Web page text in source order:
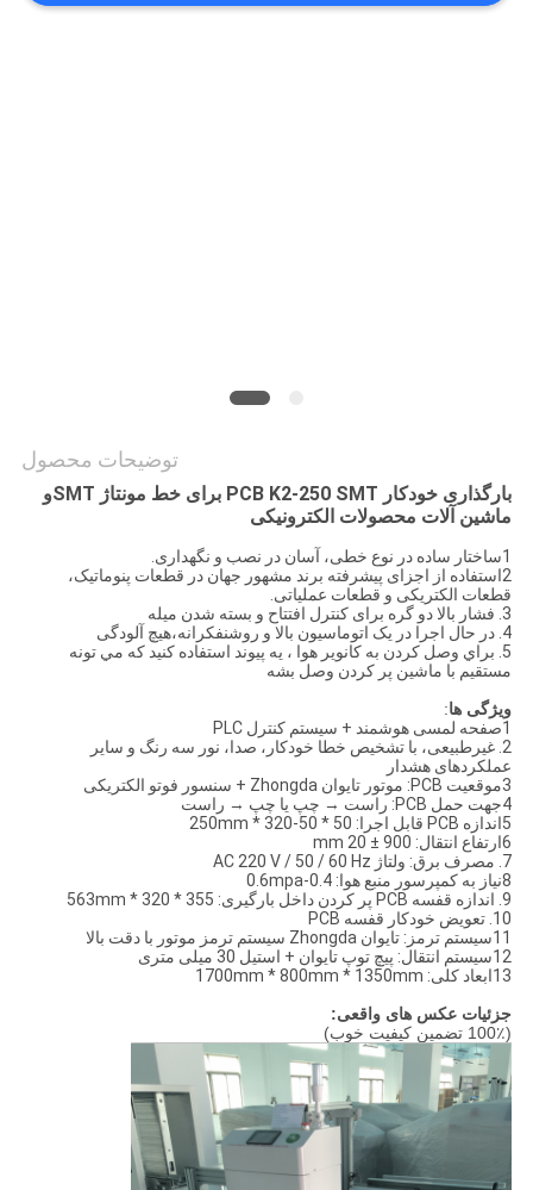
توضیحات محصول
بارگذاری خودکار PCB K2-250 SMT برای خط مونتاژ SMT
و
ماشین آلات محصولات الکترونیکی
1ساختار ساده در نوع خطی، آسان در نصب و نگهداری.
2استفاده از اجزای پیشرفته برند مشهور جهان در قطعات پنوماتیک،
قطعات الکتریکی و قطعات عملیاتی.
3. فشار بالا دو گره برای کنترل افتتاح و بسته شدن میله
4. در حال اجرا در یک اتوماسیون بالا و روشنفکرانه،هیچ آلودگی
5. براي وصل کردن به کانوير هوا ، يه پيوند استفاده کنيد که مي تونه
مستقيم با ماشين پر کردن وصل بشه
ویژگی ها:
1صفحه لمسی هوشمند + سیستم کنترل PLC
2. غیرطبیعی، با تشخیص خطا خودکار، صدا، نور سه رنگ و سایر
عملکردهای هشدار
3موقعیت PCB: موتور تایوان Zhongda + سنسور فوتو الکتریکی
4جهت حمل PCB: راست → چپ یا چپ → راست
5اندازه PCB قابل اجرا: 50 * 50-320 * 250mm
6ارتفاع انتقال: 900 ± 20 mm
7. مصرف برق: ولتاژ AC 220 V / 50 / 60 Hz
8نیاز به کمپرسور منبع هوا: 0.4-0.6mpa
9. اندازه قفسه PCB پر کردن داخل بارگیری: 355 * 320 * 563mm
10. تعویض خودکار قفسه PCB
11سیستم ترمز: تایوان Zhongda سیستم ترمز موتور با دقت بالا
12سیستم انتقال: پیچ توپ تایوان + استیل 30 میلی متری
13ابعاد کلی: 1700mm * 800mm * 1350mm
جزئیات عکس های واقعی:
(100٪ تضمین کیفیت خوب)